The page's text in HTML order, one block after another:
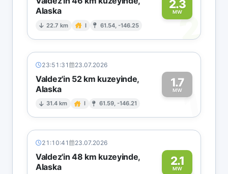
Alaska
22.7 km I 61.54, -146.25
2.3
MW
2
23:51:31 23.07.2026
Valdez'in 52 km kuzeyinde,
Alaska
31.4 km I 61.59, -146.21
1.7
MW1
21:10:41 23.07.2026
Valdez'in 48 km kuzeyinde,
Alaska
2.1
MW